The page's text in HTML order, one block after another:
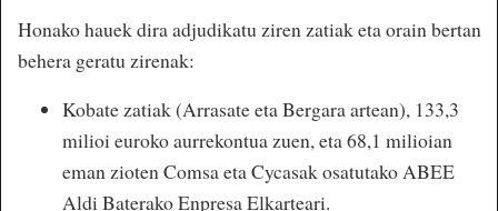
Honako hauek dira adjudikatu ziren zatiak eta orain bertan
behera geratu zirenak:
Kobate zatiak (Arrasate eta Bergara artean), 133,3
milioi euroko aurrekontua zuen, eta 68,1 milioian
eman zioten Comsa eta Cycasak osatutako ABEE
Aldi Baterako Enpresa Elkarteari.